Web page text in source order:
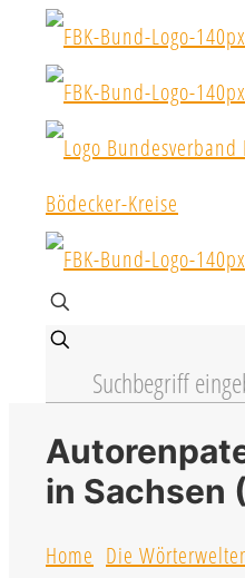
in Sachsen
Home Die